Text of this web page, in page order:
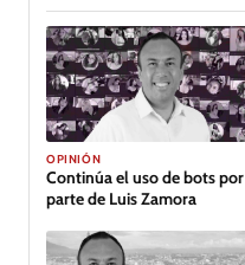
OPINIÓN
Continúa el uso de bots por
parte de Luis Zamora